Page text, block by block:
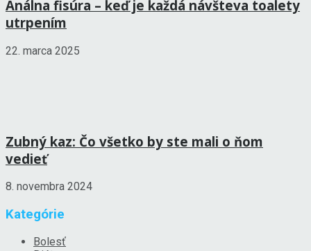
Análna fisúra – keď je každá návšteva toalety
utrpením
22. marca 2025
Zubný kaz: Čo všetko by ste mali o ňom
vedieť
8. novembra 2024
Kategórie
Bolesť